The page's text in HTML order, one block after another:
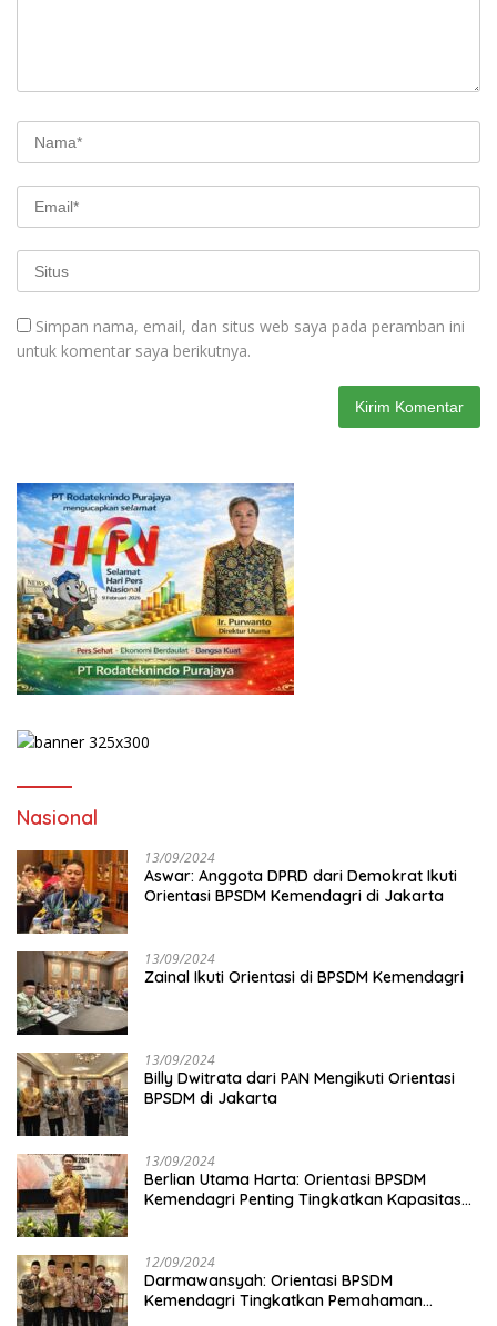
Simpan nama, email, dan situs web saya pada peramban ini
untuk komentar saya berikutnya.
Nasional
13/09/2024
Aswar: Anggota DPRD dari Demokrat Ikuti
Orientasi BPSDM Kemendagri di Jakarta
13/09/2024
Zainal Ikuti Orientasi di BPSDM Kemendagri
13/09/2024
Billy Dwitrata dari PAN Mengikuti Orientasi
BPSDM di Jakarta
13/09/2024
Berlian Utama Harta: Orientasi BPSDM
Kemendagri Penting Tingkatkan Kapasitas
12/09/2024
Darmawansyah: Orientasi BPSDM
Kemendagri Tingkatkan Pemahaman